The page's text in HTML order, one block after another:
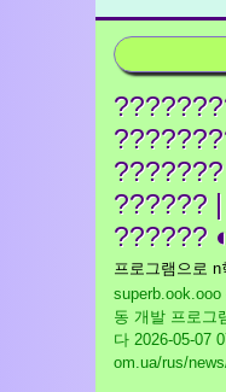
??????
?????? ◐
프로그램으로
동 개발 프로그
다 2026-05-07
om.ua/rus/